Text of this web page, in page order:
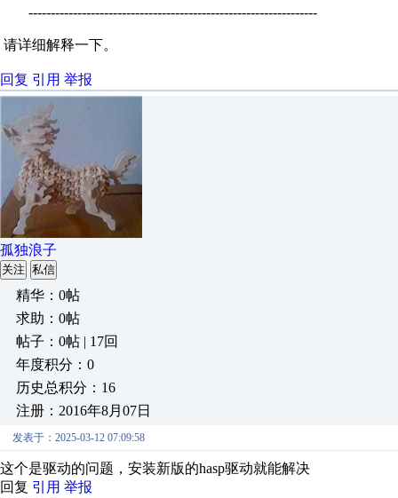
-----------------------------------------------------------------
请详细解释一下。
回复 引用 举报
孤独浪子
关注 私信
精华：0帖
求助：0帖
帖子：0帖 | 17回
年度积分：0
历史总积分：16
注册：2016年8月07日
发表于：2025-03-12 07:09:58
这个是驱动的问题，安装新版的hasp驱动就能解决
回复 引用 举报